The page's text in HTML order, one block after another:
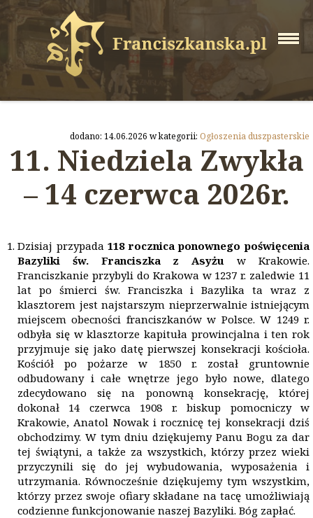
dodano: 14.06.2026 w kategorii: Ogłoszenia duszpasterskie
11. Niedziela Zwykła
– 14 czerwca 2026r.
Dzisiaj przypada118 rocznica ponownego poświęcenia
Bazyliki św. Franciszka z Asyżu w Krakowie.
Franciszkanie przybyli do Krakowa w 1237 r. zaledwie 11
lat po śmierci św. Franciszka i Bazylika ta wraz z
klasztorem jest najstarszym nieprzerwalnie istniejącym
miejscem obecności franciszkanów w Polsce. W 1249 r.
odbyła się w klasztorze kapituła prowincjalna i ten rok
przyjmuje się jako datę pierwszej konsekracji kościoła.
Kościół po pożarze w 1850 r. został gruntownie
odbudowany i całe wnętrze jego było nowe, dlatego
zdecydowano się na ponowną konsekrację, której
dokonał 14 czerwca 1908 r. biskup pomocniczy w
Krakowie, Anatol Nowak i rocznicę tej konsekracji dziś
obchodzimy. W tym dniu dziękujemy Panu Bogu za dar
tej świątyni, a także za wszystkich, którzy przez wieki
przyczynili się do jej wybudowania, wyposażenia i
utrzymania. Równocześnie dziękujemy tym wszystkim,
którzy przez swoje ofiary składane na tacę umożliwiają
codzienne funkcjonowanie naszej Bazyliki. Bóg zapłać.